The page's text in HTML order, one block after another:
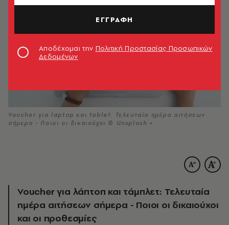
Voucher για laptop και tablet: Τελευταία ημέρα αιτήσεων
σήμερα - Ποιοι οι δικαιούχοι © Unsplash +
Voucher για λάπτοπ και τάμπλετ: Τελευταία
ημέρα αιτήσεων σήμερα - Ποιοι οι δικαιούχοι
και οι προθεσμίες
ΕΓΓΡΑΦΗ
Αποδέχομαι την Πολιτική Προστασίας Προσωπικών
Δεδομένων